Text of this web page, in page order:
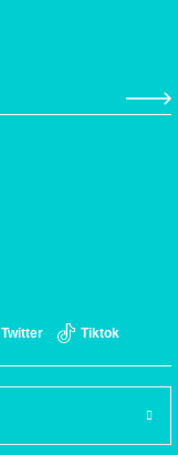
Twitter Tiktok